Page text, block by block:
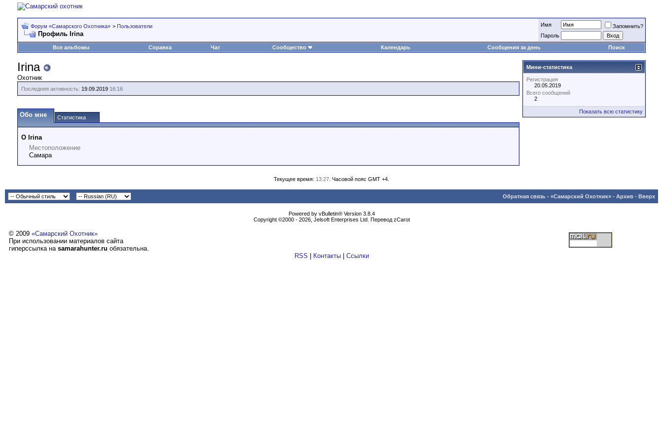
Форум «Самарского Охотника» > Пользователи
Профиль Irina
Имя
Запомнить?
Пароль
Все альбомы
Справка Чат Сообщество Календарь Сообщения за день Поиск
Irina
Охотник
Последняя активность: 19.09.2019 16:16
Обо мне Статистика
О Irina
Местоположение
Самара
Мини-статистика
Регистрация
20.05.2019
Всего сообщений
2
Показать всю статистику
Текущее время: 13:27 . Часовой пояс GMT +4.
Обратная связь - «Самарский Охотник» - Архив - Вверх
Powеrеd by vВullеtin® Version 3.8.4
Copyright ©2000 - 2026, Jеlsоft Entеrprises Ltd. Перевод zCarot
© 2009 «Самарский Охотник»
При использовании материалов сайта
гиперссылка на samarahunter.ru обязательна.
RSS
Контакты| Ссылки